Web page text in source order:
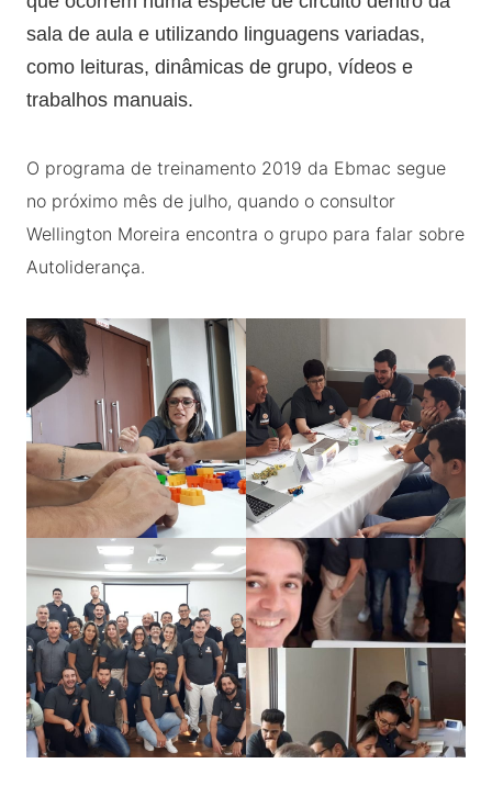
sala de aula e utilizando linguagens variadas,
como leituras, dinâmicas de grupo, vídeos e
trabalhos manuais.
O programa de treinamento 2019 da Ebmac segue
no próximo mês de julho, quando o consultor
Wellington Moreira encontra o grupo para falar sobre
Autoliderança.